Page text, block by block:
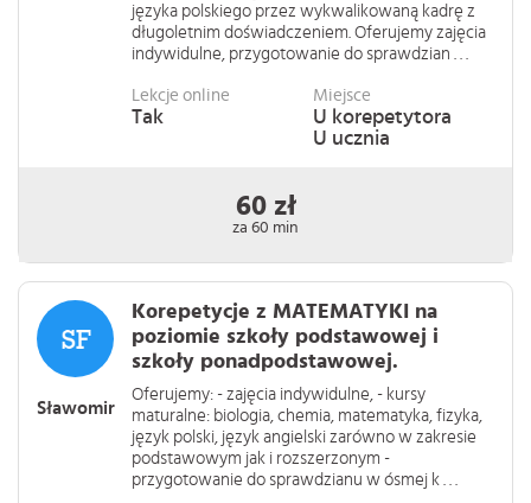
języka polskiego przez wykwalikowaną kadrę z
długoletnim doświadczeniem. Oferujemy zajęcia
indywidulne, przygotowanie do sprawdzian . . .
Lekcje online
Tak
Miejsce
U korepetytora
U ucznia
60 zł
za 60 min
Sławomir
Korepetycje z MATEMATYKI na
poziomie szkoły podstawowej i
szkoły ponadpodstawowej.
Oferujemy: - zajęcia indywidulne, - kursy
maturalne: biologia, chemia, matematyka, fizyka,
język polski, język angielski zarówno w zakresie
podstawowym jak i rozszerzonym -
przygotowanie do sprawdzianu w ósmej k . . .